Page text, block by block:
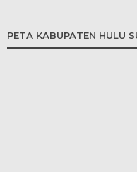
PETA KABUPATEN HULU